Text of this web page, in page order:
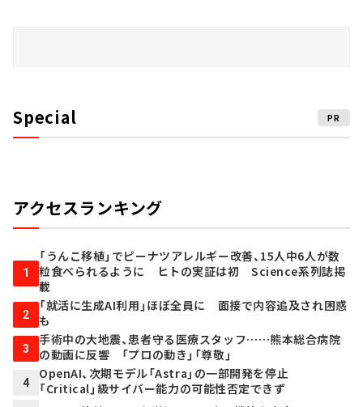
Special PR
アクセスランキング
1
「うんこ移植」でピーナツアレルギー改善、15人中6人が数
粒食べられるように ヒトの実証は初 Science系列誌掲
載
2
「就活に生成AI利用」ほぼ全員に 面接で内容追及され困惑
も
3
手術中の大地震、患者守る医療スタッフ……熊本総合病院
の動画に反響 「プロの動き」「尊敬」
4
OpenAI、次期モデル「Astra」の一部開発を停止
「Critical」級サイバー能力の可能性否定できず